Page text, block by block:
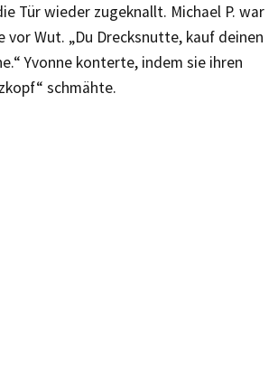
Tür wieder zugeknallt. Michael P. war
Wut. „Du Drecksnutte, kauf deinen
Yvonne konterte, indem sie ihren
schmähte.